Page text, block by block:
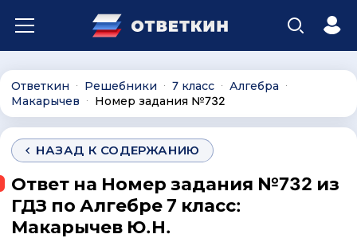
Ответкин ∙ Решебники ∙ 7 класс ∙ Алгебра ∙
Макарычев ∙ Номер задания №732
НАЗАД К СОДЕРЖАНИЮ
Ответ на Номер задания №732 из
ГДЗ по Алгебре 7 класс:
Макарычев Ю.Н.